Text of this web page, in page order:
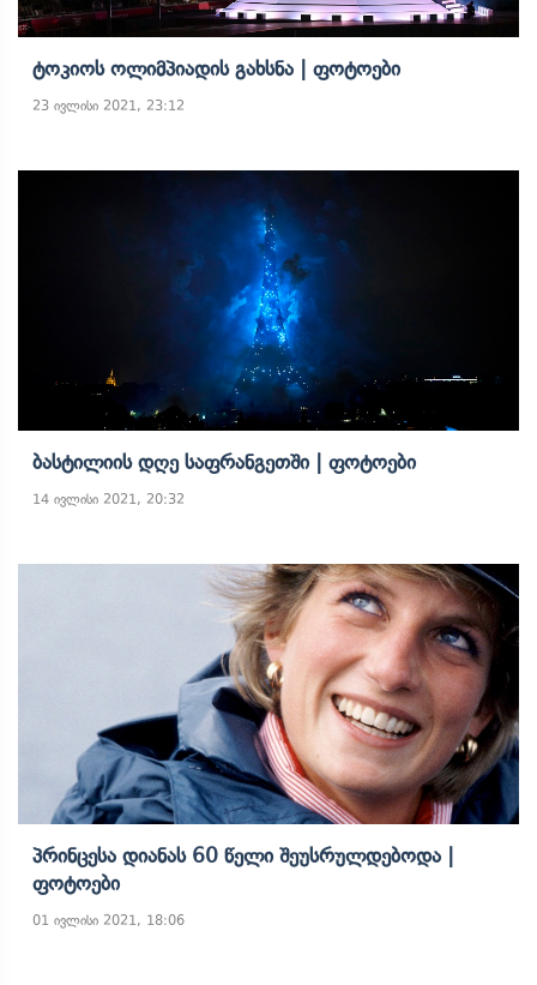
Ტოკიოს Ოლიმპიადის Გახსნა | Ფოტოები
23 ივლისი 2021, 23:12
Ბასტილიის Დღე Საფრანგეთში | Ფოტოები
14 ივლისი 2021, 20:32
Პრინცესა Დიანას 60 Წელი Შეუსრულდებოდა |
Ფოტოები
01 ივლისი 2021, 18:06